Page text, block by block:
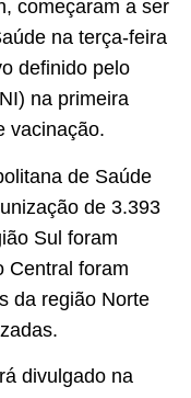
começaram a ser
na terça-feira
definido pelo
na primeira
vacinação.
de Saúde
de 3.393
Sul foram
Central foram
da região Norte
divulgado na